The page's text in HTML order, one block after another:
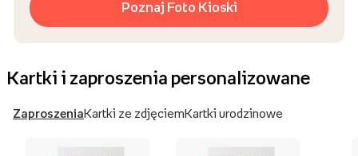
Poznaj Foto Kioski
Kartki i zaproszenia personalizowane
ZaproszeniaKartki ze zdjęciemKartki urodzinowe